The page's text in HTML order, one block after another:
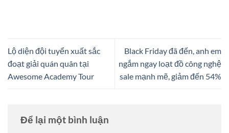
Lộ diện đội tuyển xuất sắc
đoạt giải quán quân tại
Awesome Academy Tour
Black Friday đã đến, anh em
ngắm ngay loạt đồ công nghệ
sale mạnh mẽ, giảm đến 54%
Để lại một bình luận